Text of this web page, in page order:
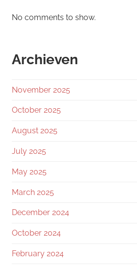
No comments to show.
Archieven
November 2025
October 2025
August 2025
July 2025
May 2025
March 2025
December 2024
October 2024
February 2024